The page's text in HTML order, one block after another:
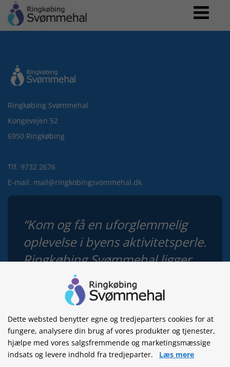
Ringkøbing Svømmehal
Kongevejen 52
6950 Ringkøbing
Tlf. 9732 2676
E-mail. mail@ringkobingsvommehal.dk
“Kom og få en uforglemmelig
oplevelse i byens aktivitetsperle.
Ringkøbing Svømmehal ligger
med en fantastisk udsigt over
Ringkøbing Fjord og kun få
minutters gang fra Ringkøbing
centrum og havn.”
Dette websted benytter egne og tredjeparters cookies for at
fungere, analysere din brug af vores produkter og tjenester,
hjælpe med vores salgsfremmende og marketingsmæssige
indsats og levere indhold fra tredjeparter. Læs mere